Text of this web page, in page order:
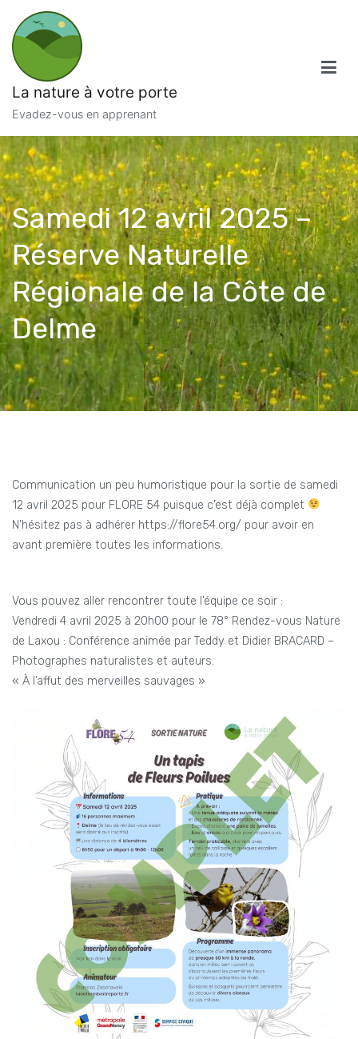
contenu
La nature à votre porte
Evadez-vous en apprenant
Samedi 12 avril 2025 –
Réserve Naturelle
Régionale de la Côte de
Delme
Communication un peu humoristique pour la sortie de samedi
12 avril 2025 pour FLORE 54 puisque c’est déjà complet
N’hésitez pas à adhérer https://flore54.org/ pour avoir en
avant première toutes les informations.
Vous pouvez aller rencontrer toute l’équipe ce soir :
Vendredi 4 avril 2025 à 20h00 pour le 78° Rendez-vous Nature
de Laxou : Conférence animée par Teddy et Didier BRACARD –
Photographes naturalistes et auteurs.
« À l’affut des merveilles sauvages »